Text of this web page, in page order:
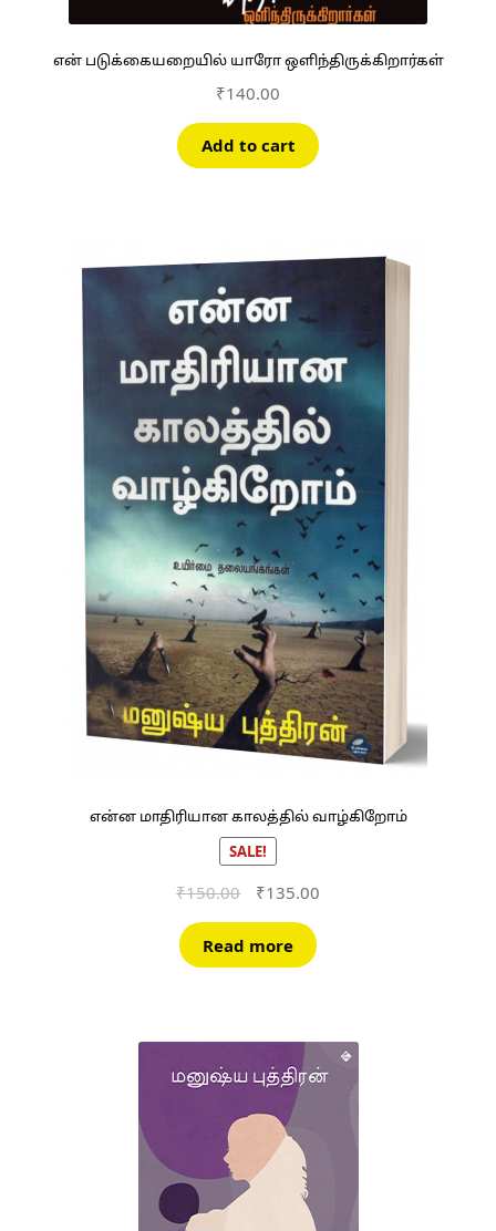
என் படுக்கையறையில் யாரோ ஒளிந்திருக்கிறார்கள்
₹140.00
Add to cart
என்ன மாதிரியான காலத்தில் வாழ்கிறோம்
SALE!
₹150.00
Original
was:
₹150.00.
₹135.00Current
Read more